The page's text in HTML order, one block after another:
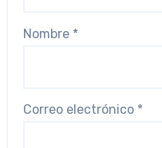
Nombre *
Correo electrónico *